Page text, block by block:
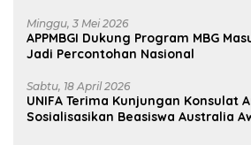
Minggu, 3 Mei 2026
APPMBGI Dukung Program MBG
Jadi Percontohan Nasional
Sabtu, 18 April 2026
UNIFA Terima Kunjungan Konsulat
Sosialisasikan Beasiswa Australia